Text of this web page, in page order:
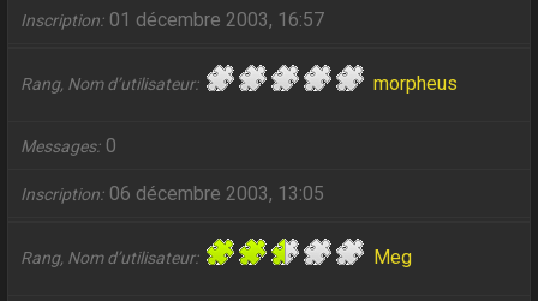
Inscription 01 décembre 2003, 16:57
Rang, Nom d’utilisateur morpheus
Messages 0
Inscription 06 décembre 2003, 13:05
Rang, Nom d’utilisateur Meg